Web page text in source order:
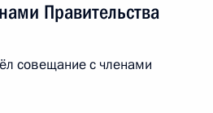
Правительства
совещание с членами